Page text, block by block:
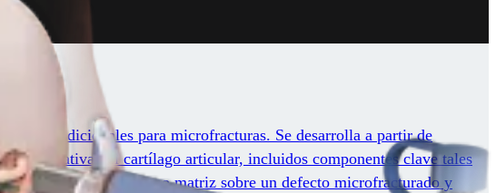
tradicionales para microfracturas. Se desarrolla a partir de
es nativa del cartílago articular, incluidos componentes clave tales
es actuar como matriz sobre un defecto microfracturado y